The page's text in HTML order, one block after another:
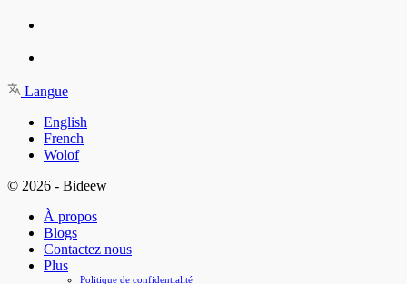
Langue
English
French
Wolof
© 2026 - Bideew
À propos
Blogs
Contactez nous
Plus
Politique de confidentialité